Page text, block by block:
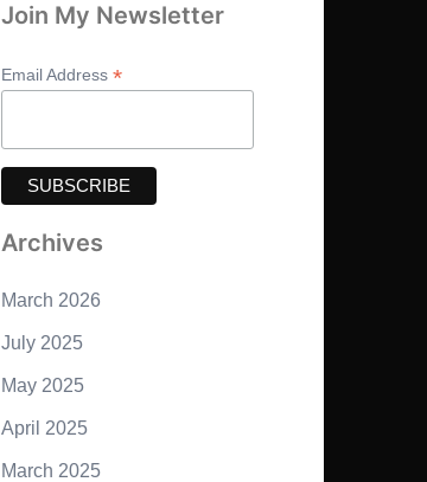
Join My Newsletter
Email Address *
Archives
March 2026
July 2025
May 2025
April 2025
March 2025